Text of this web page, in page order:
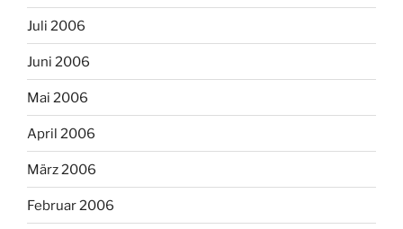
Juli 2006
Juni 2006
Mai 2006
April 2006
März 2006
Februar 2006